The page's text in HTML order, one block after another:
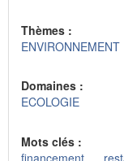
Thèmes :
ENVIRONNEMENT
Domaines :
ECOLOGIE
Mots clés :
financement